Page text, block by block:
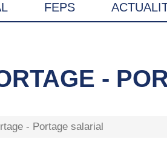
FEPS
-
- Portage salarial